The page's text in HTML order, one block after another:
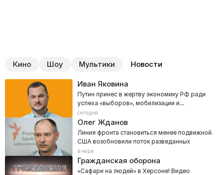
Кино Шоу Мультики Новости
Иван Яковина
Путин принес в жертву экономику РФ ради
успеха «выборов», мобилизации и
наступления на Донбасс
сегодня
Олег Жданов
Линия фронта становиться менее подвижной.
США возобновили поток разведанных
вчера
Гражданская оборона
«Сафари на людей» в Херсоне! Видео